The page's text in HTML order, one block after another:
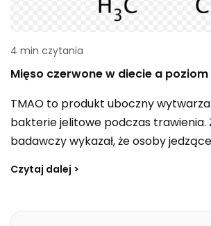
4 min czytania
Mięso czerwone w diecie a poziom
TMAO to produkt uboczny
bakterie jelitowe podczas trawienia.
badawczy wykazał, że osoby
wyższy poziom TMAO niż osoby
wpływa na układ sercowo-
Czytaj dalej >